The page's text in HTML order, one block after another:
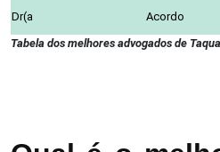
Dr(a
Acordo
Tabela dos melhores advogados de